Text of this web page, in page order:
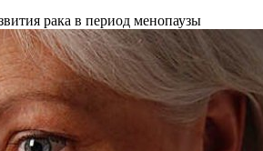
рака в период менопаузы